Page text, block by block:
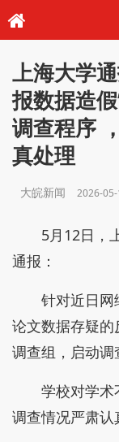
上海大学
报数据造
调查程序
真处理
大皖新闻 2026-
5月12日，
通报：
针对近日网
论文数据存疑
调查组，启动调
学校对学术
调查情况严肃认